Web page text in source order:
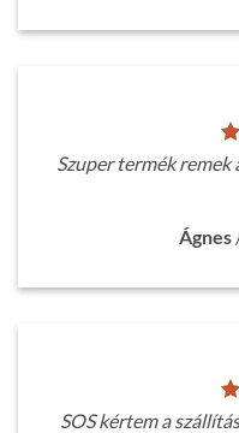
Szuper termék
Ágnes
SOS kértem a